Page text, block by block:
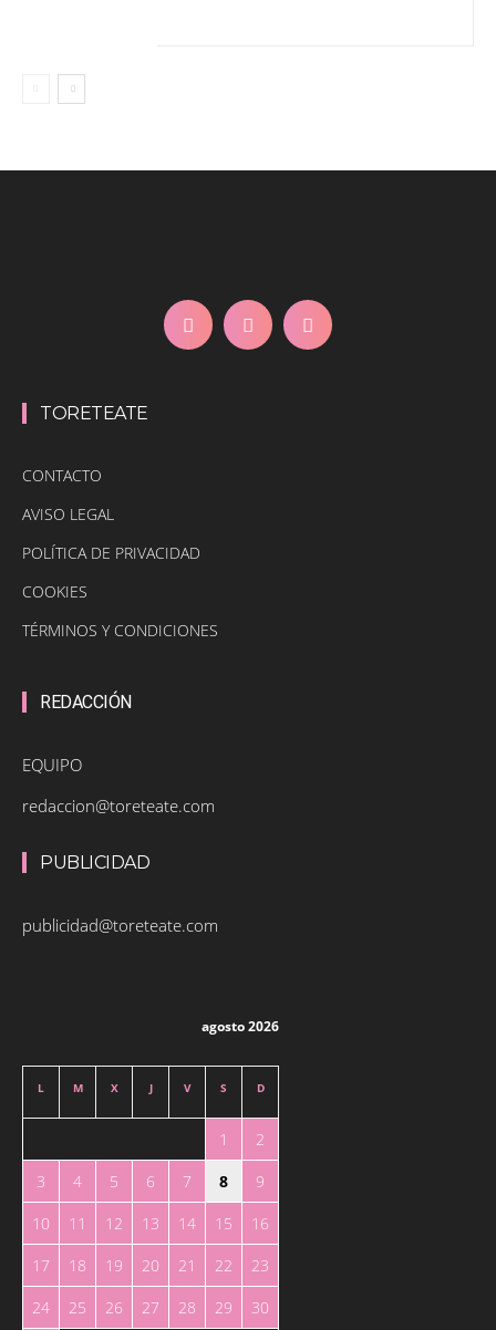
TORETEATE
CONTACTO
AVISO LEGAL
POLÍTICA DE PRIVACIDAD
COOKIES
TÉRMINOS Y CONDICIONES
REDACCIÓN
EQUIPO
redaccion@toreteate.com
PUBLICIDAD
publicidad@toreteate.com
agosto 2026
L M X J V S D
1
2
3
4 5 6 7 8
9
10
11 12 13 14 15
16
17
18 19 20 21 22
23
24
25 26 27 28 29 30